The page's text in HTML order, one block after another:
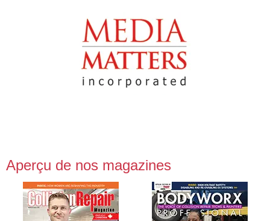
Aperçu de nos magazines